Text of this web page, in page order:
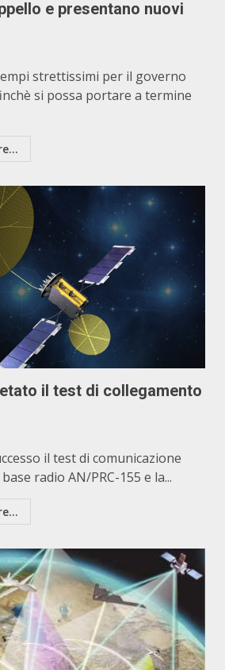
e presentano nuovi
strettissimi per il governo
si possa portare a termine
il test di collegamento
il test di comunicazione
radio AN/PRC-155 e la...